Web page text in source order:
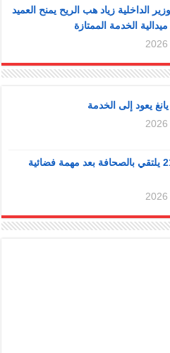
الداخلية زياد هب الريح يمنح العميد
الخدمة الممتازة
يعود إلى الخدمة
طاقم شنتشو-21 يلتقي بالصحافة بعد مهمة فضائية